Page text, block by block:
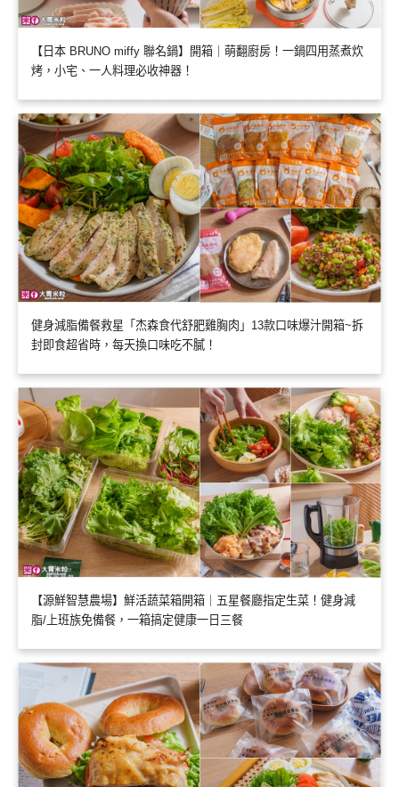
【日本 BRUNO miffy 聯名鍋】開箱｜萌翻廚房！一鍋四用蒸煮炊
烤，小宅、一人料理必收神器！
健身減脂備餐救星「杰森食代舒肥雞胸肉」13款口味爆汁開箱~拆
封即食超省時，每天換口味吃不膩！
【源鮮智慧農場】鮮活蔬菜箱開箱｜五星餐廳指定生菜！健身減
脂/上班族免備餐，一箱搞定健康一日三餐